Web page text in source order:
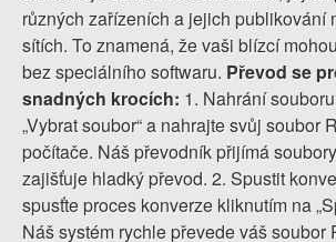
různých zařízeních a jejich publikování
sítích. To znamená, že vaši blízcí
bez speciálního softwaru. Převod se
snadných krocích: 1. Nahrání
„Vybrat soubor“ a nahrajte svůj soubor
počítače. Náš převodník přijímá
zajišťuje hladký převod. 2. Spustit
spusťte proces konverze kliknutím na
Náš systém rychle převede váš soubor